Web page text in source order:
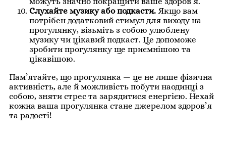
Слухайте музику або подкасти. Якщо вам
потрібен додатковий стимул для виходу на
прогулянку, візьміть з собою улюблену
музику чи цікавий подкаст. Це допоможе
зробити прогулянку ще приємнішою та
цікавішою.
Пам’ятайте, що прогулянка — це не лише фізична
активність, але й можливість побути наодинці з
собою, зняти стрес та зарядитися енергією. Нехай
кожна ваша прогулянка стане джерелом здоров’я
та радості!